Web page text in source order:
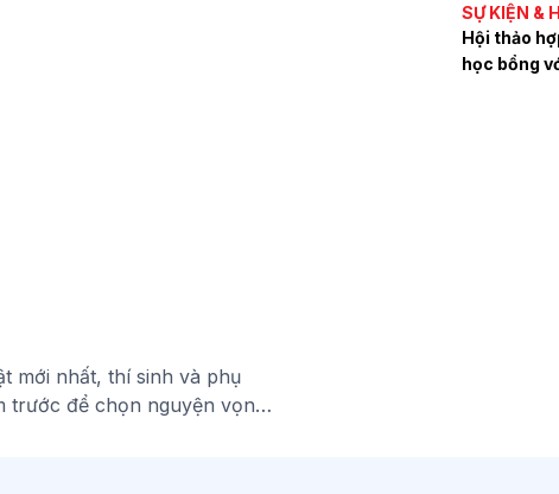
mới nhất, thí sinh và phụ
trước để chọn nguyện vọng
SỰ KIỆN &
Hội thảo
học bổng